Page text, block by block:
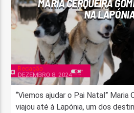
ON FM
MARIA CERQUEIRA
NA
Redação
DEZEMBRO 8, 2024
“Viemos ajudar o Pai Natal” Maria
viajou até à Lapónia, um dos